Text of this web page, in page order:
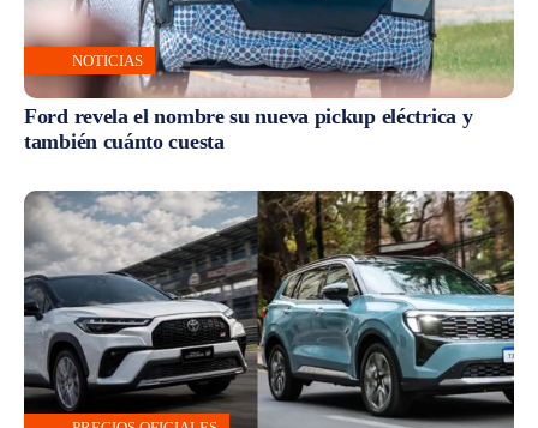
NOTICIAS
Ford revela el nombre su nueva pickup eléctrica y
también cuánto cuesta